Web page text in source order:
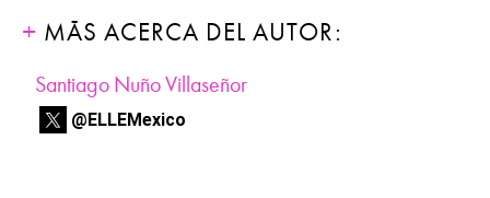
MÁS ACERCA DEL AUTOR:
Santiago Nuño Villaseñor
@ELLEMexico